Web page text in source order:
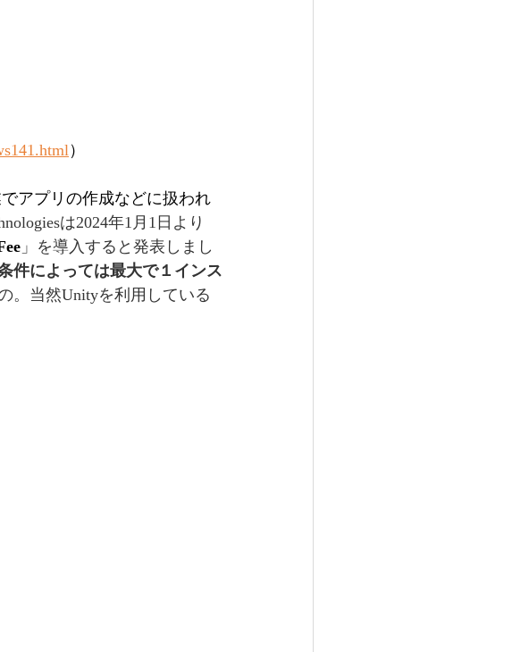
）
アプリの作成などに扱われ
は2024年1月1日より
」を導入すると発表しまし
件によっては最大で１インス
。当然Unityを利用している